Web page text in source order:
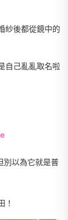
紗後都從鏡中的
自己亂亂取名啦
別以為它就是普
！